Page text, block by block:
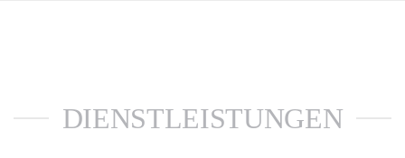
DIENSTLEISTUNGEN